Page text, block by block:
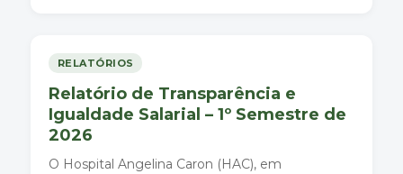
RELATÓRIOS
Relatório de Transparência e
Igualdade Salarial – 1º Semestre de
2026
O Hospital Angelina Caron (HAC), em